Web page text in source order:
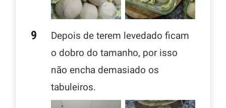
Depois de terem levedado ficam
o dobro do tamanho, por isso
não encha demasiado os
tabuleiros.